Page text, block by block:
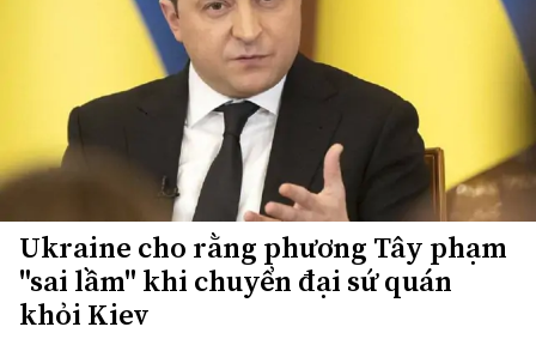
Ukraine cho rằng phương Tây phạm
"sai lầm" khi chuyển đại sứ quán
khỏi Kiev